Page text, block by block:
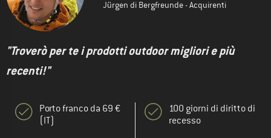
Jürgen di Bergfreunde - Acquirenti
"Troverò per te i prodotti outdoor migliori e più
recenti!"
Porto franco da 69 €
(IT)
100 giorni di diritto di
recesso